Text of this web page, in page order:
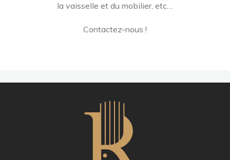
la vaisselle et du mobilier, etc…
Contactez-nous !